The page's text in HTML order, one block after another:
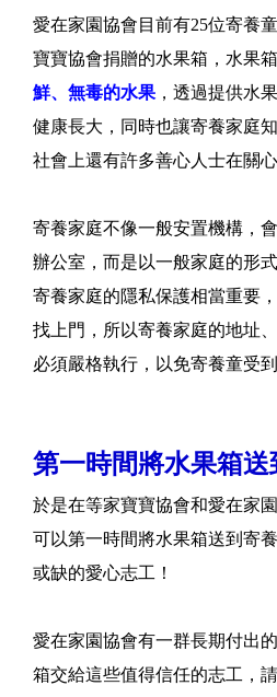
愛在家園協會目前有25位寄養
寶寶協會捐贈的水果箱，水果
鮮、無毒的水果 ，透過提供水
健康長大，同時也讓寄養家庭
社會上還有許多善心人士在關心
寄養家庭不像一般安置機構，
辦公室，而是以一般家庭的形
寄養家庭的隱私保護相當重要
找上門，所以寄養家庭的地址
必須嚴格執行，以免寄養童受
第一時間將水果箱送
於是在等家寶寶協會和愛在家
可以第一時間將水果箱送到寄
或缺的愛心志工！
愛在家園協會有一群長期付出
箱交給這些值得信任的志工，